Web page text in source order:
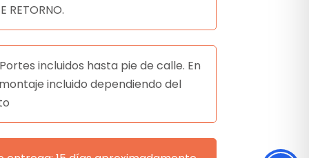
RETORNO.
incluidos hasta pie de calle. En
incluido dependiendo del